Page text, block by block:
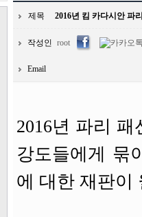
제목 2016년 킴 카다시안 파
작성인 root
Email
2016년 파리
강도들에게 묶
에 대한 재판이